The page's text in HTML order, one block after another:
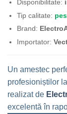
Disponibilitate:
Tip calitate:
Brand:
Importator:
Un amestec
profesioniștilor
realizat de
excelentă în